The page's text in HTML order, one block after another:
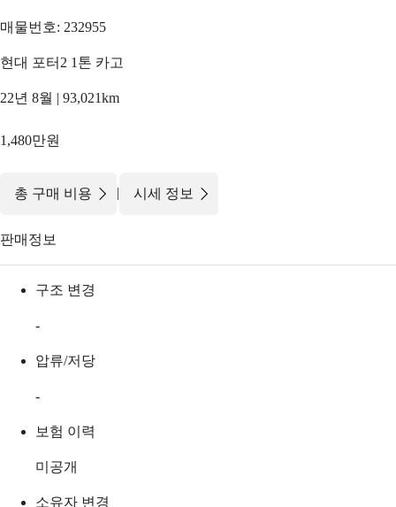
매물번호: 232955
현대 포터2 1톤 카고
22년 8월 | 93,021km
1,480만원
총 구매 비용 | 시세 정보
판매정보
구조 변경
-
압류/저당
-
보험 이력
미공개
소유자 변경